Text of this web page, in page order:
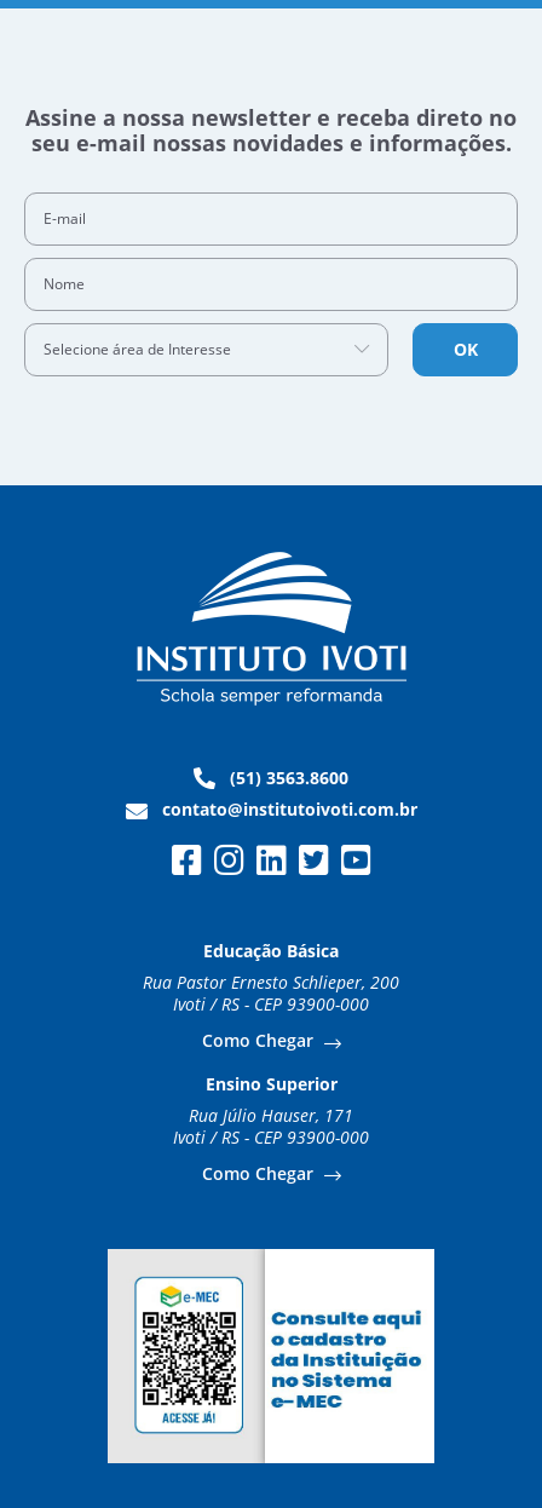
Assine a nossa newsletter e receba direto no
seu e-mail nossas novidades e informações.
Selecione área de Interesse OK
(51) 3563.8600
contato@institutoivoti.com.br
Educação Básica
Rua Pastor Ernesto Schlieper, 200
Ivoti / RS - CEP 93900-000
Como Chegar
Ensino Superior
Rua Júlio Hauser, 171
Ivoti / RS - CEP 93900-000
Como Chegar